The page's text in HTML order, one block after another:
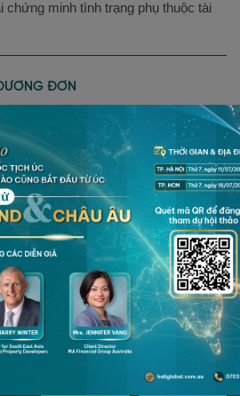
minh tình trạng phụ thuộc tài
ĐƠN
an ninh
nguồn gốc hợp pháp